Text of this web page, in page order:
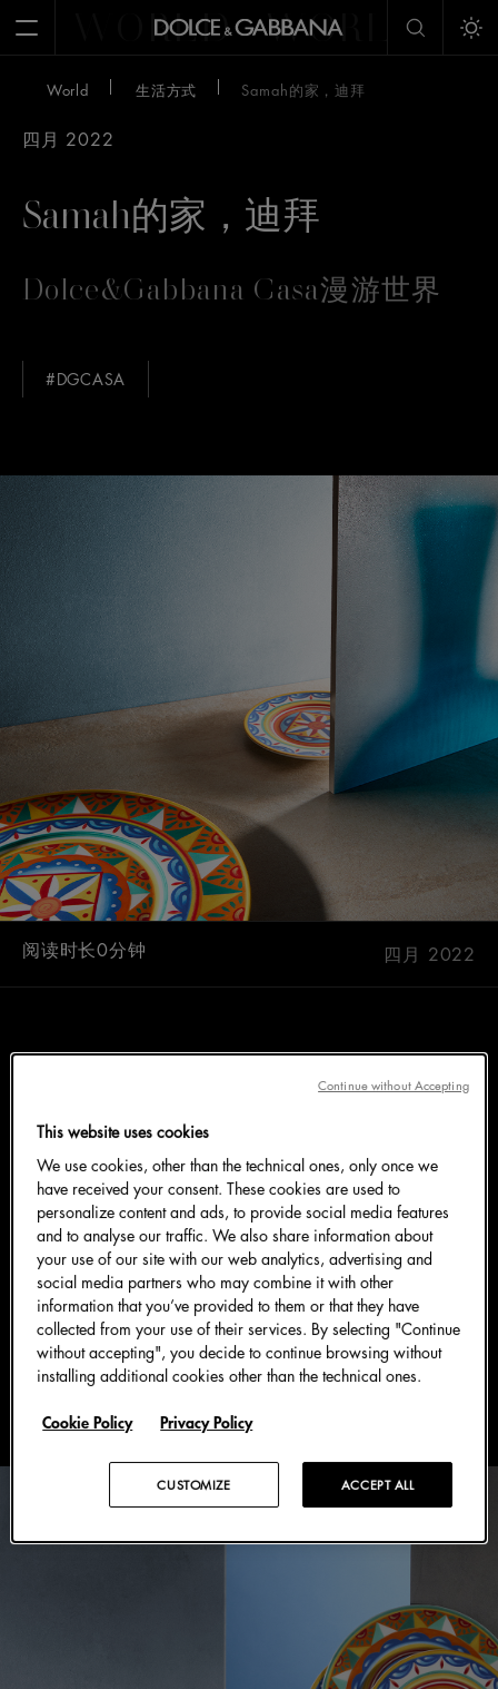
Open MenuWORLD WORLD
World 生活方式 Samah的家，迪拜
四月 2022
Samah的家，迪拜
Dolce&Gabbana Casa漫游世界
#DGCASA
四月 2022
阅读时长0分钟
“热爱空间，感受空间，改造空间。这
是帮助您赋予住家专属个性的重要品
质。”
Samah的家不单是住所，更是她个性特质的延申。一间
高雅现代、面朝大海的公寓，从迪拜码头远眺地平线。
华美的大理石、玻璃和水晶，为朴素简约的墙壁营造出
精致和谐感。这间前卫的设计杰作被阳光照得通亮，笼
罩在中东的隽永魅力之下。
This website uses cookies
We use cookies, other than the technical ones, only once we
have received your consent. These cookies are used to
personalize content and ads, to provide social media features
and to analyse our traffic. We also share information about
your use of our site with our web analytics, advertising and
social media partners who may combine it with other
information that you’ve provided to them or that they have
collected from your use of their services. By selecting "Continue
without accepting", you decide to continue browsing without
installing additional cookies other than the technical ones.
Cookie Policy Privacy Policy
ACCEPT ALL
CUSTOMIZE
Continue without Accepting